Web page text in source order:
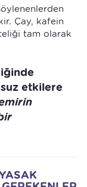
Çay, kafein
tam olarak
etkilere